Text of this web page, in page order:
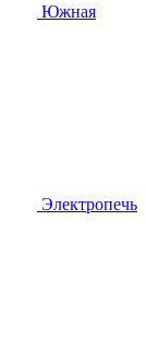
Южная
Электропечь